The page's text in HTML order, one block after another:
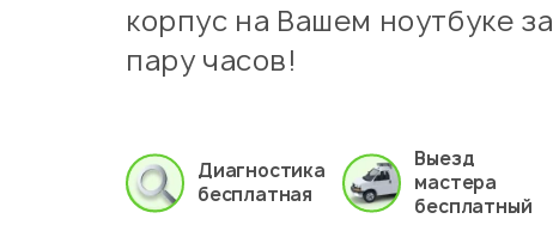
корпус на Вашем ноутбуке за
пару часов!
Диагностика
бесплатная
Выезд
мастера
бесплатный